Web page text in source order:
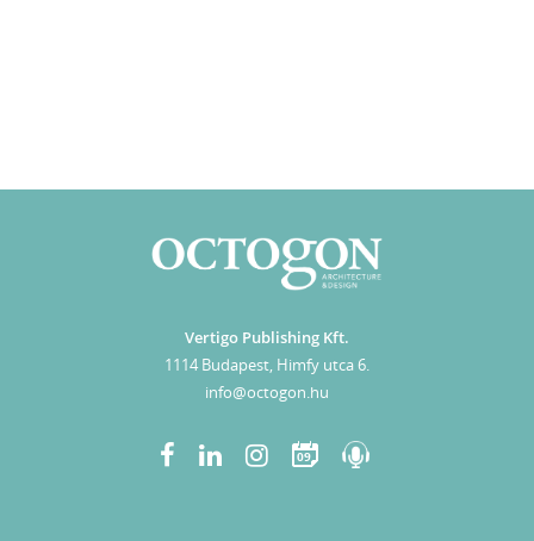
Vertigo Publishing Kft.
1114 Budapest, Himfy utca 6.
info@octogon.hu
09